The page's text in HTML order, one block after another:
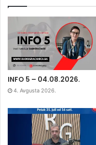
INFO 5 – 04.08.2026.
4. Avgusta 2026.